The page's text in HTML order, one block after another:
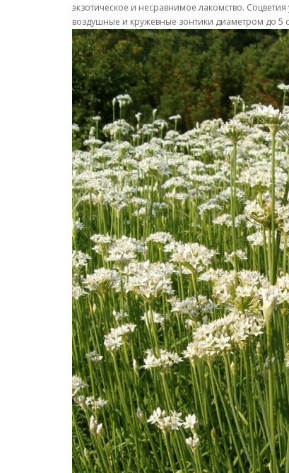
экзотическое и несравнимое лакомство.
воздушные и кружевные зонтики диаметром до 5